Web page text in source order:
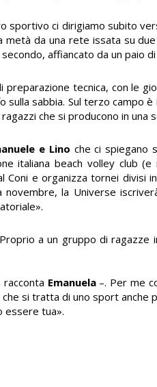
sportivo ci dirigiamo subito
metà da una rete issata su
affiancato da un paio
preparazione tecnica, con le
sulla sabbia. Sul terzo campo
che si producono in una
e Lino che ci spiegano
italiana beach volley club
Coni e organizza tornei divisi
novembre, la Universe
a un gruppo di ragazze
racconta Emanuela–. Per me
si tratta di uno sport anche
essere tua».